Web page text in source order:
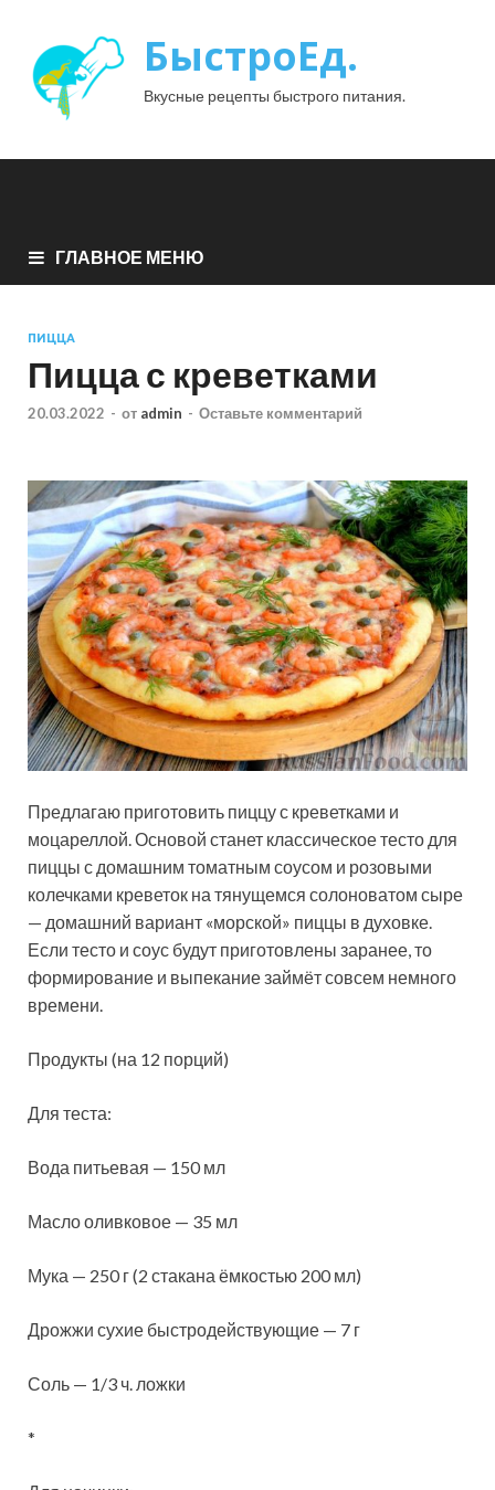
БыстроЕд.
Вкусные рецепты быстрого питания.
ГЛАВНОЕ МЕНЮ
ПИЦЦА
Пицца с креветками
20.03.2022 - от admin - Оставьте комментарий
Предлагаю приготовить пиццу с креветками и
моцареллой. Основой станет классическое тесто для
пиццы с домашним томатным соусом и розовыми
колечками креветок на тянущемся солоноватом сыре
— домашний вариант «морской» пиццы в духовке.
Если тесто и соус будут приготовлены заранее, то
формирование и выпекание займёт совсем немного
времени.
Продукты (на 12 порций)
Для теста:
Вода питьевая — 150 мл
Масло оливковое — 35 мл
Мука — 250 г (2 стакана ёмкостью 200 мл)
Дрожжи сухие быстродействующие — 7 г
Соль — 1/3 ч. ложки
*